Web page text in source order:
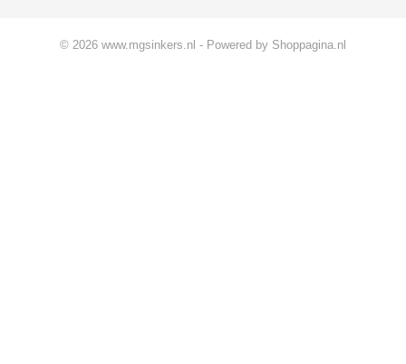
© 2026 www.mgsinkers.nl - Powered by Shoppagina.nl